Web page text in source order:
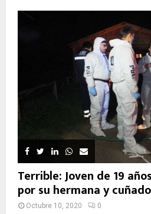
Terrible: Joven de 19
por su hermana y
Octubre 10, 2020 0